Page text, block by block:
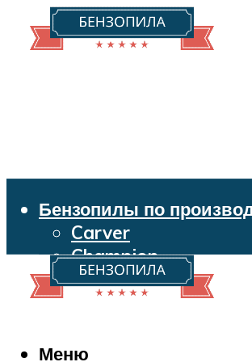
Бензопилы по
Carver
Champion
Echo
Husqvarna
Makita
Меню